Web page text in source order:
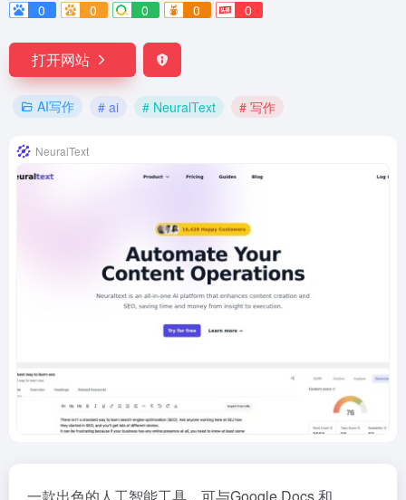
0
0 0 0 0
打开网站
AI写作 # ai # NeuralText # 写作
NeuralText